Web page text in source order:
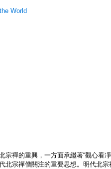
World
宗禪的重興，一方面承繼著“觀心看
北宗禪僧關注的重要思想。明代北